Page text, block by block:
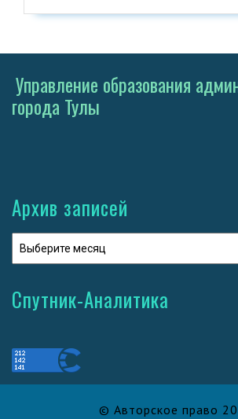
Управление образования
города Тулы
Архив записей
Спутник-Аналитика
© Авторское право